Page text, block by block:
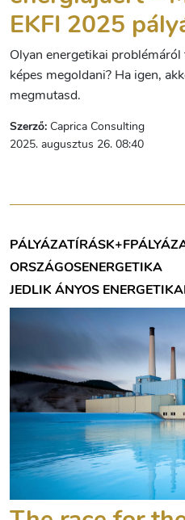
EKFI 2025
Olyan energetikai
képes megoldani? Ha igen,
megmutasd.
Szerző: Caprica Consulting
2025. augusztus 26. 08:40
PÁLYÁZATÍRÁSK+F
ORSZÁGOSENERGETIKA
JEDLIK ÁNYOS